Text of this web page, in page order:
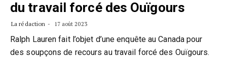
du travail forcé des Ouïgours
La rédaction 17 août 2023
Ralph Lauren fait l’objet d’une enquête au Canada pour
des soupçons de recours au travail forcé des Ouïgours.